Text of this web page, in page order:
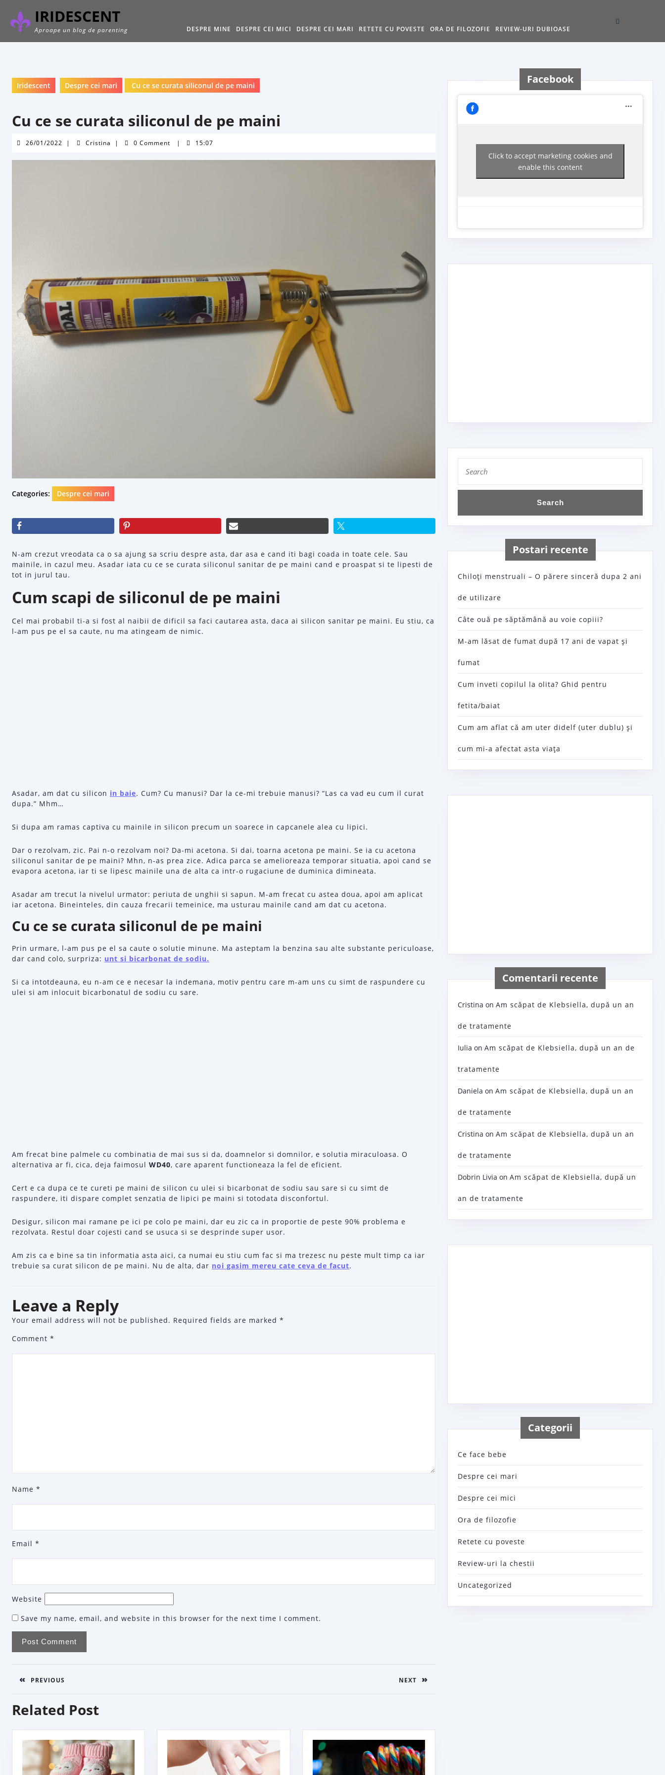
content
IRIDESCENT
Aproape un blog de parenting DESPRE MINE DESPRE CEI MICI DESPRE CEI MARI RETETE CU POVESTE ORA DE FILOZOFIE REVIEW-URI DUBIOASE
Iridescent Despre cei mari Cu ce se curata siliconul de pe maini
Cu ce se curata siliconul de pe maini
26/01/2022 26/01/2022
| Cristina Cristina
| 0 Comment | 15:07
Categories: Despre cei mari
N-am crezut vreodata ca o sa ajung sa scriu despre asta, dar asa e cand iti bagi coada in toate cele. Sau
mainile, in cazul meu. Asadar iata cu ce se curata siliconul sanitar de pe maini cand e proaspat si te lipesti de
tot in jurul tau.
Cum scapi de siliconul de pe maini
Cel mai probabil ti-a si fost al naibii de dificil sa faci cautarea asta, daca ai silicon sanitar pe maini. Eu stiu, ca
l-am pus pe el sa caute, nu ma atingeam de nimic.
Asadar, am dat cu silicon in baie. Cum? Cu manusi? Dar la ce-mi trebuie manusi? “Las ca vad eu cum il curat
dupa.” Mhm…
Si dupa am ramas captiva cu mainile in silicon precum un soarece in capcanele alea cu lipici.
Dar o rezolvam, zic. Pai n-o rezolvam noi? Da-mi acetona. Si dai, toarna acetona pe maini. Se ia cu acetona
siliconul sanitar de pe maini? Mhn, n-as prea zice. Adica parca se amelioreaza temporar situatia, apoi cand se
evapora acetona, iar ti se lipesc mainile una de alta ca intr-o rugaciune de duminica dimineata.
Asadar am trecut la nivelul urmator: periuta de unghii si sapun. M-am frecat cu astea doua, apoi am aplicat
iar acetona. Bineinteles, din cauza frecarii temeinice, ma usturau mainile cand am dat cu acetona.
Cu ce se curata siliconul de pe maini
Prin urmare, l-am pus pe el sa caute o solutie minune. Ma asteptam la benzina sau alte substante periculoase,
dar cand colo, surpriza: unt si bicarbonat de sodiu.
Si ca intotdeauna, eu n-am ce e necesar la indemana, motiv pentru care m-am uns cu simt de raspundere cu
ulei si am inlocuit bicarbonatul de sodiu cu sare.
Am frecat bine palmele cu combinatia de mai sus si da, doamnelor si domnilor, e solutia miraculoasa. O
alternativa ar fi, cica, deja faimosul WD40, care aparent functioneaza la fel de eficient.
Cert e ca dupa ce te cureti pe maini de silicon cu ulei si bicarbonat de sodiu sau sare si cu simt de
raspundere, iti dispare complet senzatia de lipici pe maini si totodata disconfortul.
Desigur, silicon mai ramane pe ici pe colo pe maini, dar eu zic ca in proportie de peste 90% problema e
rezolvata. Restul doar cojesti cand se usuca si se desprinde super usor.
Am zis ca e bine sa tin informatia asta aici, ca numai eu stiu cum fac si ma trezesc nu peste mult timp ca iar
trebuie sa curat silicon de pe maini. Nu de alta, dar noi gasim mereu cate ceva de facut.
Leave a Reply
Your email address will not be published. Required fields are marked *
Comment *
Name *
Email *
Website
Save my name, email, and website in this browser for the next time I comment.
Post
navigation
PREVIOUS
post:
NEXT
Related Post
Facebook
Click to accept marketing cookies and
enable this content
for:
Postari recente
Chiloţi menstruali – O părere sinceră dupa 2 ani
de utilizare
Câte ouă pe săptămână au voie copiii?
M-am lăsat de fumat după 17 ani de vapat şi
fumat
Cum inveti copilul la olita? Ghid pentru
fetita/baiat
Cum am aflat că am uter didelf (uter dublu) şi
cum mi-a afectat asta viaţa
Comentarii recente
Cristina on Am scăpat de Klebsiella, după un an
de tratamente
Iulia on Am scăpat de Klebsiella, după un an de
tratamente
Daniela on Am scăpat de Klebsiella, după un an
de tratamente
Cristina on Am scăpat de Klebsiella, după un an
de tratamente
Dobrin Livia on Am scăpat de Klebsiella, după un
an de tratamente
Categorii
Ce face bebe
Despre cei mari
Despre cei mici
Ora de filozofie
Retete cu poveste
Review-uri la chestii
Uncategorized